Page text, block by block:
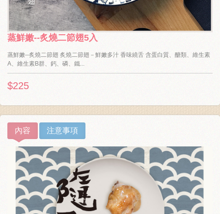
蒸鮮嫩--炙燒二節翅5入
蒸鮮嫩--炙燒二節翅 炙燒二節翅－鮮嫩多汁 香味繞舌 含蛋白質、醣類、維生素
A、維生素B群、鈣、磷、鐵...
$225
內容 注意事項